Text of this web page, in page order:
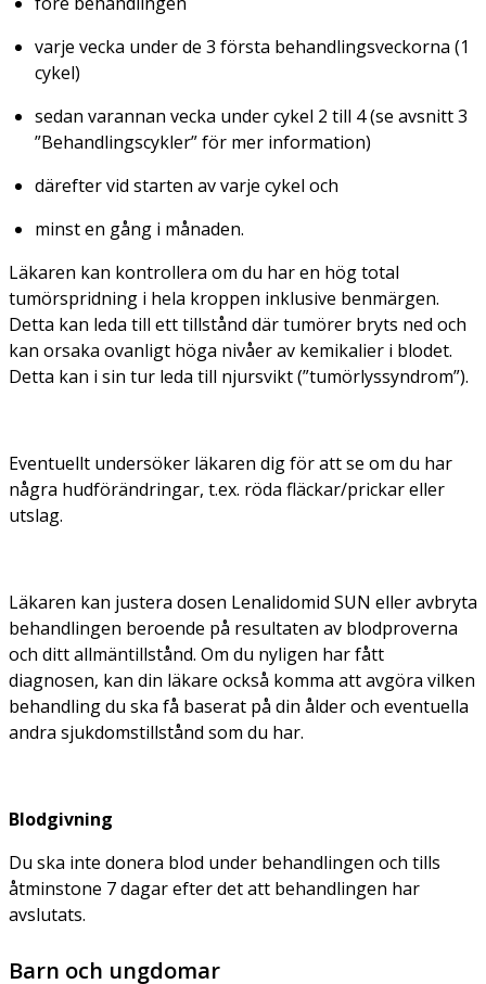
varje vecka under de 3 första behandlingsveckorna (1
cykel)
sedan varannan vecka under cykel 2 till 4 (se avsnitt 3
”Behandlingscykler” för mer information)
därefter vid starten av varje cykel och
minst en gång i månaden.
Läkaren kan kontrollera om du har en hög total
tumörspridning i hela kroppen inklusive benmärgen.
Detta kan leda till ett tillstånd där tumörer bryts ned och
kan orsaka ovanligt höga nivåer av kemikalier i blodet.
Detta kan i sin tur leda till njursvikt (”tumörlyssyndrom”).
Eventuellt undersöker läkaren dig för att se om du har
några hudförändringar, t.ex. röda fläckar/prickar eller
utslag.
Läkaren kan justera dosen Lenalidomid SUN eller avbryta
behandlingen beroende på resultaten av blodproverna
och ditt allmäntillstånd. Om du nyligen har fått
diagnosen, kan din läkare också komma att avgöra vilken
behandling du ska få baserat på din ålder och eventuella
andra sjukdomstillstånd som du har.
Blodgivning
Du ska inte donera blod under behandlingen och tills
åtminstone 7 dagar efter det att behandlingen har
avslutats.
Barn och ungdomar